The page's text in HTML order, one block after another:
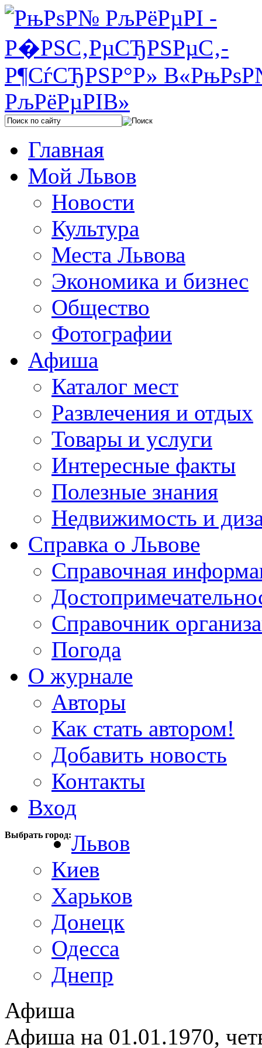
Главная
Мой Львов
Новости
Культура
Места Львова
Экономика и бизнес
Общество
Фотографии
Афиша
Каталог мест
Развлечения и отдых
Товары и услуги
Интересные факты
Полезные знания
Недвижимость и
Справка о Львове
Справочная
Справочник
Погода
О журнале
Авторы
Как стать автором!
Добавить новость
Контакты
Вход
Выбрать город:Львов
Киев
Харьков
Донецк
Одесса
Днепр
Афиша
Афиша на 01.01.1970,